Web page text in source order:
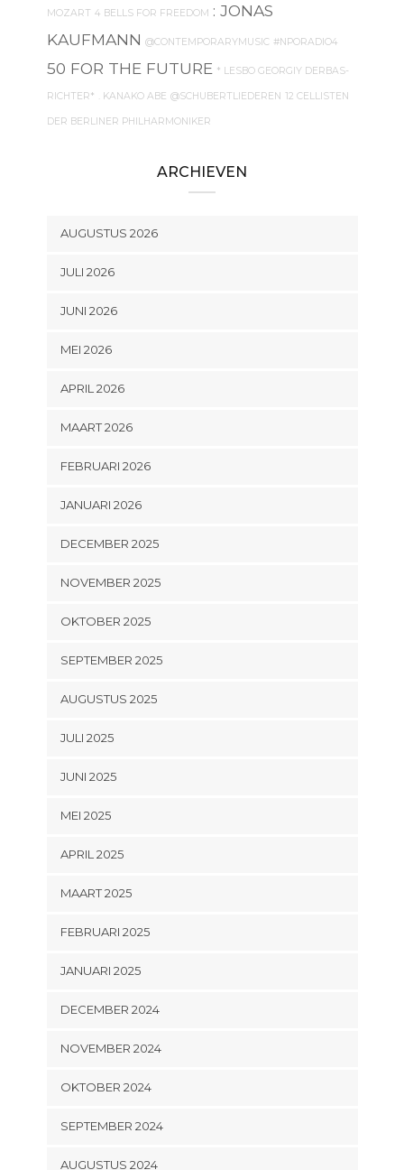
MOZART 4 BELLS FOR FREEDOM : JONAS
KAUFMANN @CONTEMPORARYMUSIC #NPORADIO4
50 FOR THE FUTURE * LESBO GEORGIY DERBAS-
RICHTER* . KANAKO ABE @SCHUBERTLIEDEREN 12 CELLISTEN
DER BERLINER PHILHARMONIKER
ARCHIEVEN
AUGUSTUS 2026
JULI 2026
JUNI 2026
MEI 2026
APRIL 2026
MAART 2026
FEBRUARI 2026
JANUARI 2026
DECEMBER 2025
NOVEMBER 2025
OKTOBER 2025
SEPTEMBER 2025
AUGUSTUS 2025
JULI 2025
JUNI 2025
MEI 2025
APRIL 2025
MAART 2025
FEBRUARI 2025
JANUARI 2025
DECEMBER 2024
NOVEMBER 2024
OKTOBER 2024
SEPTEMBER 2024
AUGUSTUS 2024